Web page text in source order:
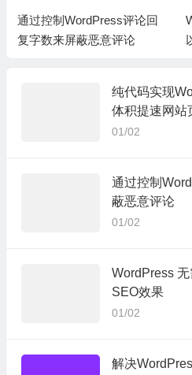
通过控制WordPress评论回
复字数来屏蔽恶意评论
纯代码实现
体积提速网站
01/02
通过控制
蔽恶意评论
01/02
WordPress
SEO效果
01/02
解决